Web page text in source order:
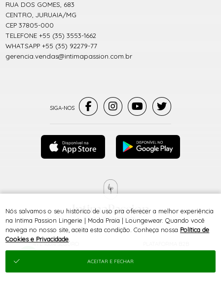
SITE 100% SEGURO
RUA DOS GOMES, 683
CENTRO, JURUAIA/MG
CEP 37805-000
TELEFONE +55 (35) 3553-1662
WHATSAPP +55 (35) 92279-77
gerencia.vendas@intimapassion.com.br
® TODOS DIREITOS RESERVADOS
Nós salvamos o seu histórico de uso pra oferecer a melhor experiência
na Intima Passion Lingerie | Moda Praia | Loungewear. Quando você
navega no nosso site, aceita esta condição. Conheça nossa Política de
Cookies e Privacidade
ACEITAR E FECHAR